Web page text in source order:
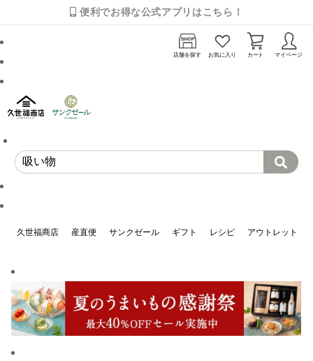
便利でお得な公式アプリはこちら！
店舗を探す お気に入り カート マイページ
久世福商店 産直便 サンクゼール ギフト レシピ アウトレット